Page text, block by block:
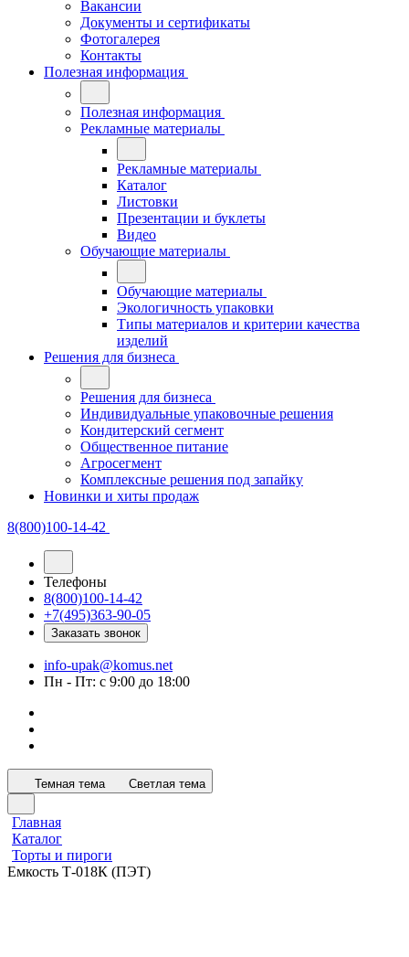
Вакансии
Документы и сертификаты
Фотогалерея
Контакты
Полезная информация
Полезная информация
Рекламные материалы
Рекламные материалы
Каталог
Листовки
Презентации и буклеты
Видео
Обучающие материалы
Обучающие материалы
Экологичность упаковки
Типы материалов и критерии качества
изделий
Решения для бизнеса
Решения для бизнеса
Индивидуальные упаковочные решения
Кондитерский сегмент
Общественное питание
Агросегмент
Комплексные решения под запайку
Новинки и хиты продаж
8(800)100-14-42
Телефоны
8(800)100-14-42
+7(495)363-90-05
Заказать звонок
info-upak@komus.net
Пн - Пт: с 9:00 до 18:00
Темная тема Светлая тема
Главная
Каталог
Торты и пироги
Емкость Т-018К (ПЭТ)